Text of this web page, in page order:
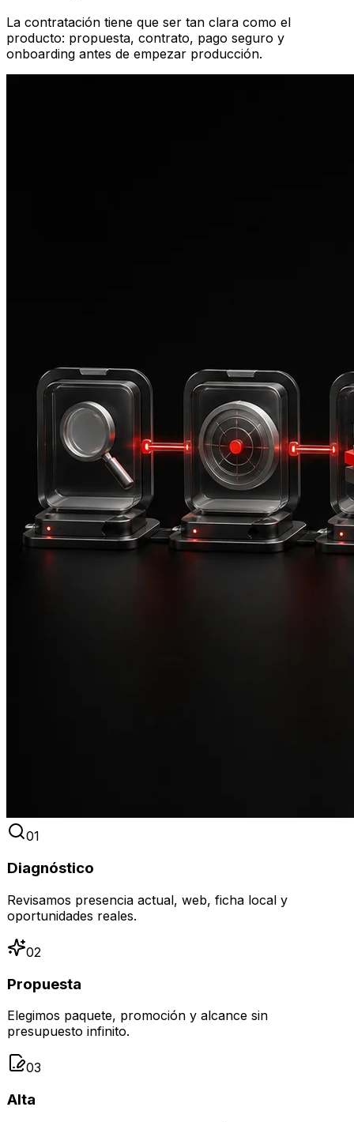
La contratación tiene que ser tan clara como el
producto: propuesta, contrato, pago seguro y
onboarding antes de empezar producción.
01
Diagnóstico
Revisamos presencia actual, web, ficha local y
oportunidades reales.
02
Propuesta
Elegimos paquete, promoción y alcance sin
presupuesto infinito.
03
Alta